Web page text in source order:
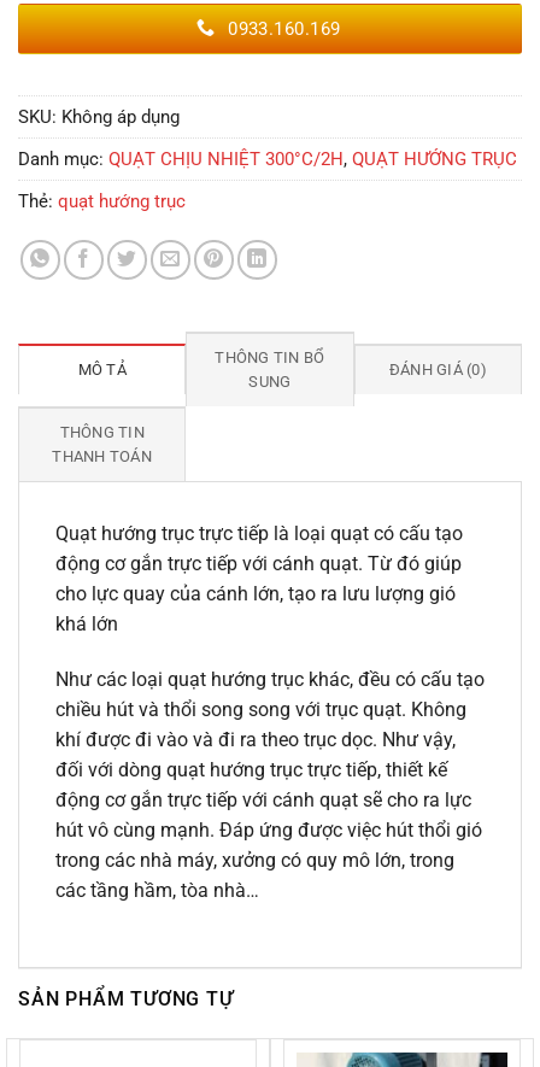
0933.160.169
SKU: Không áp dụng
Danh mục: QUẠT CHỊU NHIỆT 300°C/2H, QUẠT HƯỚNG TRỤC
Thẻ: quạt hướng trục
MÔ TẢ
THÔNG TIN BỔ
SUNG
ĐÁNH GIÁ (0)
THÔNG TIN
THANH TOÁN
Quạt hướng trục trực tiếp là loại quạt có cấu tạo
động cơ gắn trực tiếp với cánh quạt. Từ đó giúp
cho lực quay của cánh lớn, tạo ra lưu lượng gió
khá lớn
Như các loại quạt hướng trục khác, đều có cấu tạo
chiều hút và thổi song song với trục quạt. Không
khí được đi vào và đi ra theo trục dọc. Như vậy,
đối với dòng quạt hướng trục trực tiếp, thiết kế
động cơ gắn trực tiếp với cánh quạt sẽ cho ra lực
hút vô cùng mạnh. Đáp ứng được việc hút thổi gió
trong các nhà máy, xưởng có quy mô lớn, trong
các tầng hầm, tòa nhà…
SẢN PHẨM TƯƠNG TỰ